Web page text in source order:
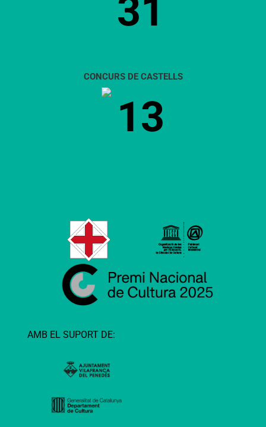
31
CONCURS DE CASTELLS
13
AMB EL SUPORT DE: